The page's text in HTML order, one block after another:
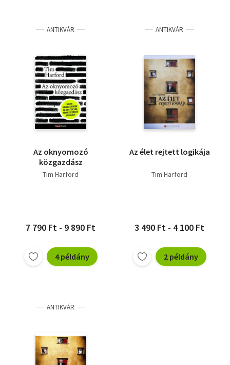
ANTIKVÁR
Az oknyomozó
közgazdász
Tim Harford
7 790 Ft - 9 890 Ft
4 példány
ANTIKVÁR
Az élet rejtett logikája
Tim Harford
3 490 Ft - 4 100 Ft
2 példány
ANTIKVÁR